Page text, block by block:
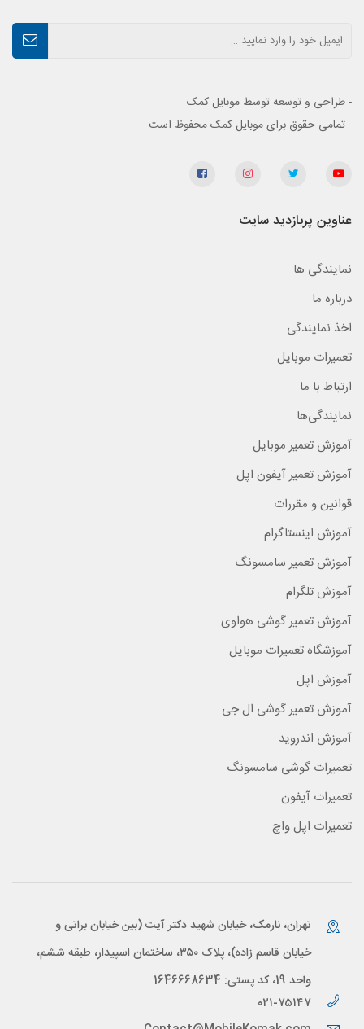
- طراحی و توسعه توسط موبایل کمک
- تمامی حقوق برای موبایل کمک محفوظ است
عناوین پربازدید سایت
نمایندگی ها
درباره ما
اخذ نمایندگی
تعمیرات موبایل
ارتباط با ما
نمایندگی‌ها
آموزش تعمیر موبایل
آموزش تعمیر آیفون اپل
قوانین و مقررات
آموزش اینستاگرام
آموزش تعمیر سامسونگ
آموزش تلگرام
آموزش تعمیر گوشی هواوی
آموزشگاه تعمیرات موبایل
آموزش اپل
آموزش تعمیر گوشی ال جی
آموزش اندروید
تعمیرات گوشی سامسونگ
تعمیرات آیفون
تعمیرات اپل واچ
تهران، نارمک، خیابان شهید دکتر آیت (بین خیابان براتی و
خیابان قاسم زاده)، پلاک ۳۵۰، ساختمان اسپیدار، طبقه ششم،
واحد 19، کد پستی: 1646668634
۰۲۱-۷۵۱۴۷